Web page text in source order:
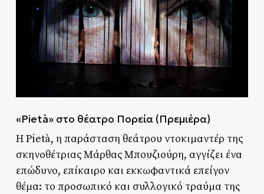
«Pietà» στο θέατρο Πορεία (Πρεμιέρα)
Η Pietà, η παράσταση θεάτρου ντοκιμαντέρ της
σκηνοθέτριας Μάρθας Μπουζιούρη, αγγίζει ένα
επώδυνο, επίκαιρο και εκκωφαντικά επείγον
θέμα: το προσωπικό και συλλογικό τραύμα της